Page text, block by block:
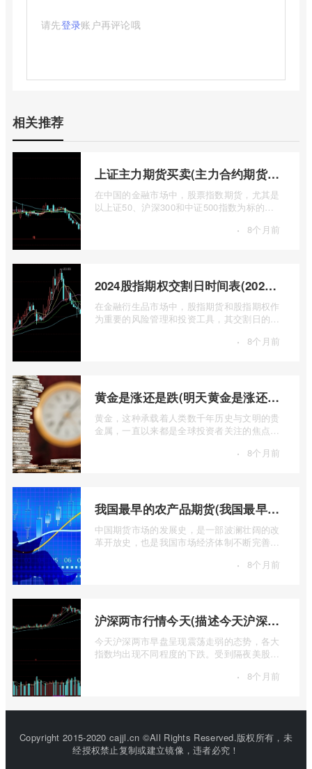
请先登录账户再评论哦
相关推荐
上证主力期货买卖(主力合约期货市场大盘)
在中国的金融市场中，股票指数期货，尤其是
以上证50、沪深300和中证500指数为标的的
· 8个月前
2024股指期权交割日时间表(2024股指期货交割日)
在金融衍生品市场中，股指期货和股指期权作
为重要的风险管理和投资工具，其交割日的设
· 8个月前
黄金是涨还是跌(明天黄金是涨还是跌)
黄金，这种承载着人类数千年历史与文明的贵
金属，一直以来都是全球投资者关注的焦点。
· 8个月前
我国最早的农产品期货(我国最早的农产品期货交易合约的品种是)
中国期货市场的发展史，是一部波澜壮阔的改
革开放史，也是我国市场经济体制不断完善的
· 8个月前
沪深两市行情今天(描述今天沪深两市早盘交易情况)
今天沪深两市早盘呈现震荡走弱的态势，各大
指数均出现不同程度的下跌。受到隔夜美股下
· 8个月前
Copyright 2015-2020 cajjl.cn ©All Rights Reserved.版权所有，未
经授权禁止复制或建立镜像，违者必究！